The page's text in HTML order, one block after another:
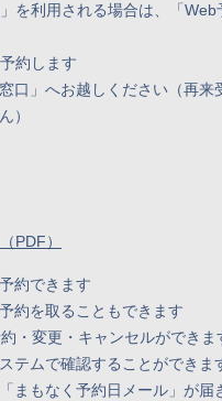
を利用される場合は、「Web
約します
口」へお越しください（再来
）
PDF）
約できます
約を取ることもできます
・変更・キャンセルができま
テムで確認することができま
まもなく予約⽇メール」が届